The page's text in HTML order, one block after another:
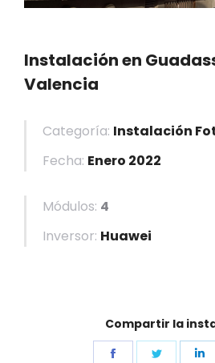
Instalación en
Valencia
Categoría: Instalación
Fecha: Enero 2022
Módulos: 4
Inversor: Huawei
Compartir la
Share
Share